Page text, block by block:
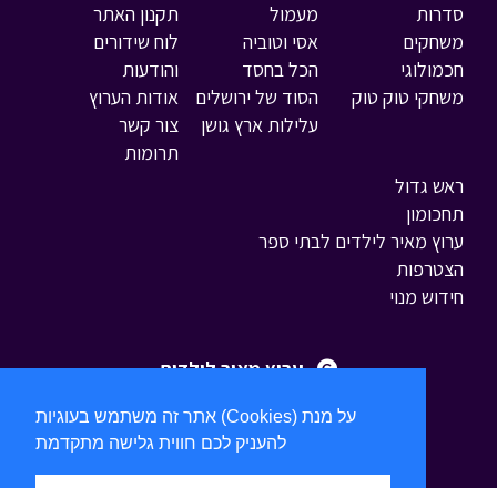
אתר זה משתמש בעוגיות (Cookies) על מנת
סדרות
משחקים
חכמולוגי
משחקי טוק טוק
מעמול
אסי וטוביה
הכל בחסד
הסוד של ירושלים
עלילות ארץ גושן
ראש גדול
תחכומון
ערוץ מאיר לילדים לבתי ספר
הצטרפות
חידוש מנוי
תקנון האתר
לוח שידורים
והודעות
אודות הערוץ
צור קשר
תרומות
ערוץ מאיר לילדים